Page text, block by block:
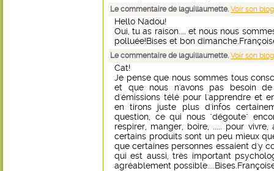
Le commentaire de laguillaumette. Voir son blog
Hello Nadou!
Oui, tu as raison.... et nous nous
polluée!Bises et bon
Le commentaire de laguillaumette. Voir son blog
Cat!
Je pense que nous sommes tous
et que nous n'avons pas besoin
d'émissions télé pour l'apprendre et
en tirons juste plus d'infos
question, ce qui nous "dégoute"
respirer, manger, boire, ..... pour
certains produits sont un peu mieux
que certaines personnes essaient d'y
qui est aussi, très important
agréablement